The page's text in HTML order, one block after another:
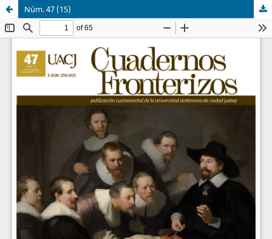
Núm. 47 (15)